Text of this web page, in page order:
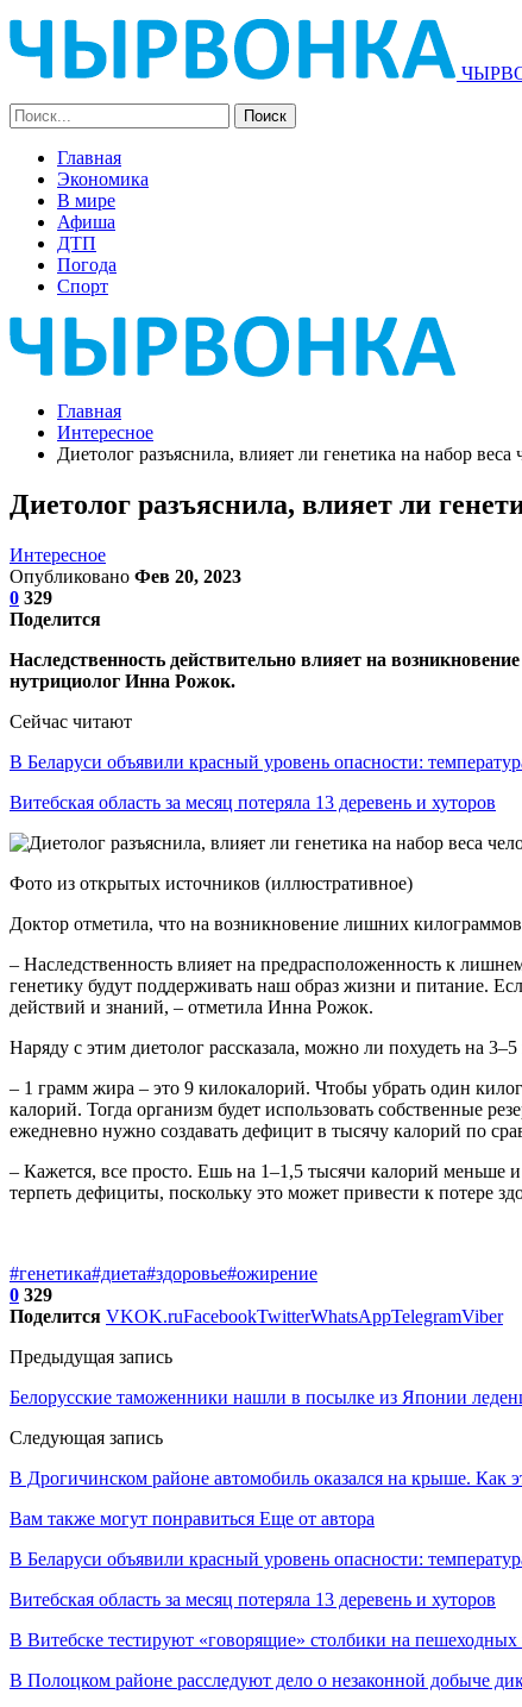
Главная
Экономика
В мире
Афиша
ДТП
Погода
Спорт
Главная
Интересное
Диетолог разъяснила, влияет ли генетика на набор веса
Диетолог разъяснила, влияет ли
Интересное
Опубликовано Фев 20, 2023
0 329
Поделится
Наследственность действительно влияет на
нутрициолог Инна Рожок.
Сейчас читают
В Беларуси объявили красный уровень опасности:
Витебская область за месяц потеряла 13 деревень и хуторов
Фото из открытых источников (иллюстративное)
Доктор отметила, что на возникновение лишних
– Наследственность влияет на предрасположенность к
генетику будут поддерживать наш образ жизни и питание.
действий и знаний, – отметила Инна Рожок.
Наряду с этим диетолог рассказала, можно ли похудеть на
– 1 грамм жира – это 9 килокалорий. Чтобы убрать один
калорий. Тогда организм будет использовать собственные
ежедневно нужно создавать дефицит в тысячу калорий по
– Кажется, все просто. Ешь на 1–1,5 тысячи калорий меньше
терпеть дефициты, поскольку это может привести к потере
#генетика#диета#здоровье#ожирение
0 329
Поделится VKOK.ruFacebookTwitterWhatsAppTelegramViber
Предыдущая запись
Белорусские таможенники нашли в посылке из Японии
Следующая запись
В Дрогичинском районе автомобиль оказался на крыше. Как
Вам также могут понравиться Еще от автора
В Беларуси объявили красный уровень опасности:
Витебская область за месяц потеряла 13 деревень и хуторов
В Витебске тестируют «говорящие» столбики на пешеходных
В Полоцком районе расследуют дело о незаконной добыче